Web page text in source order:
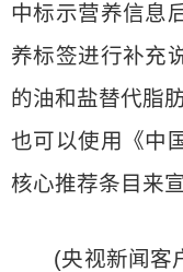
中标示营养信息
养标签进行补充
的油和盐替代脂
也可以使用《中
核心推荐条目来
(央视新闻客